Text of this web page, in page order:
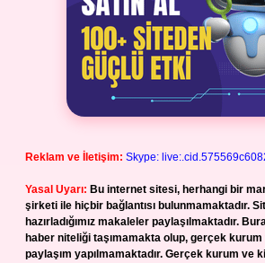
Reklam ve İletişim: Skype:
Yasal Uyarı: Bu internet sitesi, herhangi bir
şirketi ile hiçbir bağlantısı bulunmamaktadır.
hazırladığımız makaleler paylaşılmaktadır.
haber niteliği taşımamakta olup, gerçek
paylaşım yapılmamaktadır. Gerçek kurum ve